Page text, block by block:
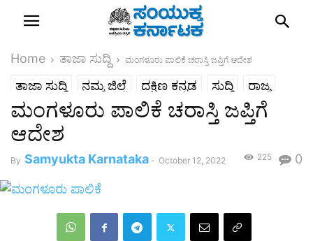
Home ತಾಜಾ ಸುದ್ದಿ ಮಂಗಳೂರು ಪಾಲಿಕೆ ಚರಾಸ್ತಿ ಜಪ್ತಿಗೆ ಆದೇಶ
ತಾಜಾ ಸುದ್ದಿ ನಮ್ಮ ಜಿಲ್ಲೆ ದಕ್ಷಿಣ ಕನ್ನಡ ಸುದ್ದಿ ರಾಜ್ಯ
ಮಂಗಳೂರು ಪಾಲಿಕೆ ಚರಾಸ್ತಿ ಜಪ್ತಿಗೆ
ಆದೇಶ
By Samyukta Karnataka - October 12, 2022 0
225